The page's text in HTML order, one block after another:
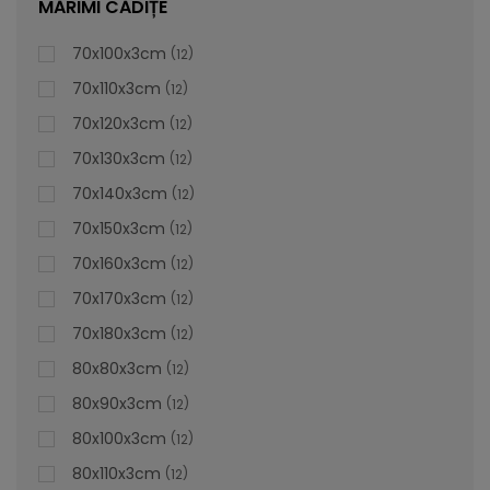
MĂRIMI CĂDIȚE
70x100x3cm 12
70x110x3cm 12
70x120x3cm 12
70x130x3cm 12
70x140x3cm 12
70x150x3cm 12
70x160x3cm 12
70x170x3cm 12
70x180x3cm 12
80x80x3cm 12
80x90x3cm 12
80x100x3cm 12
80x110x3cm 12